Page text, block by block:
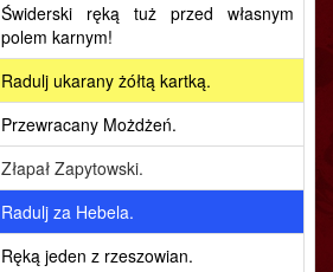
Świderski ręką tuż przed własnym
polem karnym!
Radulj ukarany żółtą kartką.
Przewracany Możdżeń.
Złapał Zapytowski.
Radulj za Hebela.
Ręką jeden z rzeszowian.